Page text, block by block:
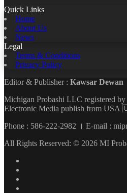
Quick Links
Home
About Us
News
Legal
Terms & Conditions
Privacy Policy
Editor & Publisher : Kawsar Dewan
Michigan Probashi LLC registered
Electronic Media publish from
Phone : 586-222-2982 । E-mail :
All Rights Reserved: © 2026 MI